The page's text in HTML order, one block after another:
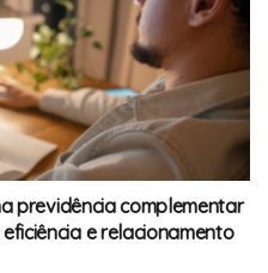
previdência complementar
e relacionamento